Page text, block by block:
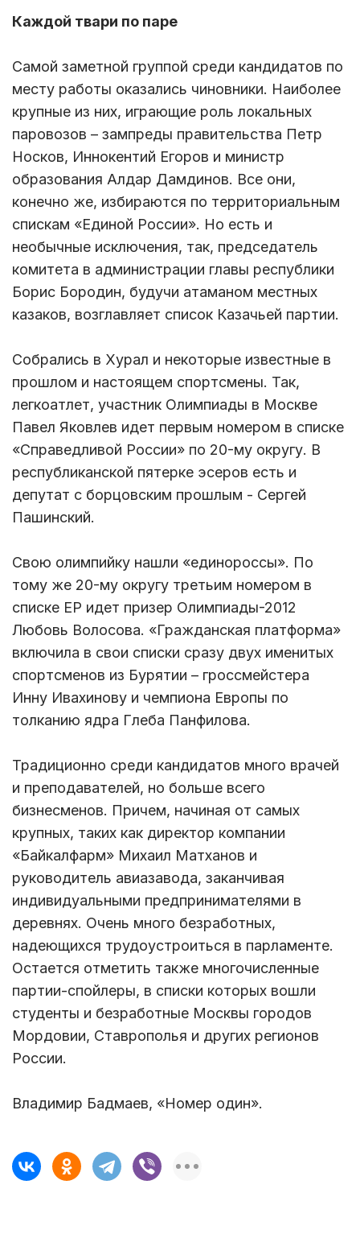
Каждой твари по паре
Самой заметной группой среди кандидатов по
месту работы оказались чиновники. Наиболее
крупные из них, играющие роль локальных
паровозов – зампреды правительства Петр
Носков, Иннокентий Егоров и министр
образования Алдар Дамдинов. Все они,
конечно же, избираются по территориальным
спискам «Единой России». Но есть и
необычные исключения, так, председатель
комитета в администрации главы республики
Борис Бородин, будучи атаманом местных
казаков, возглавляет список Казачьей партии.
Собрались в Хурал и некоторые известные в
прошлом и настоящем спортсмены. Так,
легкоатлет, участник Олимпиады в Москве
Павел Яковлев идет первым номером в списке
«Справедливой России» по 20-му округу. В
республиканской пятерке эсеров есть и
депутат с борцовским прошлым - Сергей
Пашинский.
Свою олимпийку нашли «единороссы». По
тому же 20-му округу третьим номером в
списке ЕР идет призер Олимпиады-2012
Любовь Волосова. «Гражданская платформа»
включила в свои списки сразу двух именитых
спортсменов из Бурятии – гроссмейстера
Инну Ивахинову и чемпиона Европы по
толканию ядра Глеба Панфилова.
Традиционно среди кандидатов много врачей
и преподавателей, но больше всего
бизнесменов. Причем, начиная от самых
крупных, таких как директор компании
«Байкалфарм» Михаил Матханов и
руководитель авиазавода, заканчивая
индивидуальными предпринимателями в
деревнях. Очень много безработных,
надеющихся трудоустроиться в парламенте.
Остается отметить также многочисленные
партии-спойлеры, в списки которых вошли
студенты и безработные Москвы городов
Мордовии, Ставрополья и других регионов
России.
Владимир Бадмаев, «Номер один».